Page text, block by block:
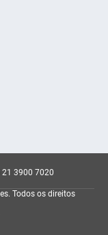
21 3900 7020
Todos os direitos